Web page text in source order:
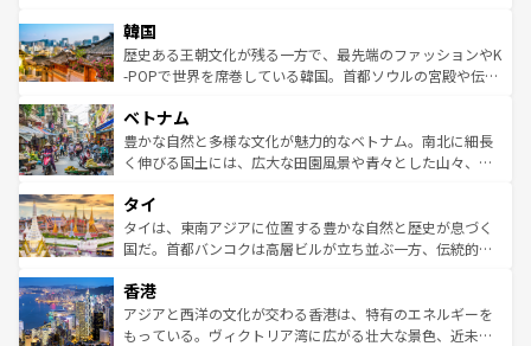
はコンテンツ一覧
いる。アクティビティも充実しており、サーフィンやダイ
ビング、ハイキングなど、アウトドア好きにはたまらな
い。オーストラリアの多彩な魅力を存分に味わいつくそ
参照してほしい。
ン）、静ひつな山岳地帯である台湾東部など、都市の喧騒
と山間の静けさが共存しており、訪れる人に新しい発見と
驚きをもたらしてくれる。また、奥深い台湾の食文化も魅
容にもいいと評判のスイーツなど、バラエティ豊かな料理
が味わえる。 なお、新着の台湾情報は コンテンツ一覧を参
照してほしい。
韓国
歴史ある王朝文化が残る一方で、最先端のファッションやK
-POPで世界を席巻している韓国。首都ソウルの宮殿や伝統
き、地方に足を延ばせば四季折々の自然美を楽しむことが
できる。そして、キムチや焼肉、絶品のストリートフード
まで、さまざまな韓国料理が待っている。夜には、韓国な
リティに包まれながら、韓国の多彩な魅力を心ゆくまで味
わってみてほしい。 なお、新着の韓国情報はコンテンツ一
覧を参照してほしい。
ベトナム
豊かな自然と多様な文化が魅力的なベトナム。南北に細長
く伸びる国土には、広大な田園風景や青々とした山々、世
急速な発展と共に伝統が息づく。ハノイの古い町並みやホ
ーチミン市のフランス統治時代の建物も、独特の雰囲気を
醸し出している。また、バラエティの豊かさとおいしさで
とつ。フォーやバインミー、ベトナムコーヒーなどは、ぜ
ひ現地で味わいたい。どの地域を訪れてもあたたかい人々
が旅行者を迎えてくれるので、きっと忘れられない旅にな
タイ
タイは、東南アジアに位置する豊かな自然と歴史が息づく
国だ。首都バンコクは高層ビルが立ち並ぶ一方、伝統的な
の活気が交差している。北部ではチェンマイなどの山岳地
帯で自然と触れ合い、南部ではプーケットやクラビの美し
いビーチでリゾート気分を楽しむことができる。タイ料理
香港
アジアと西洋の文化が交わる香港は、特有のエネルギーを
もっている。ヴィクトリア湾に広がる壮大な景色、近未来